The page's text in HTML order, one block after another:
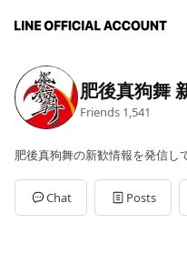
肥後真狗舞
Friends 1,541
肥後真狗舞の新歓情報を発信し
Chat Posts